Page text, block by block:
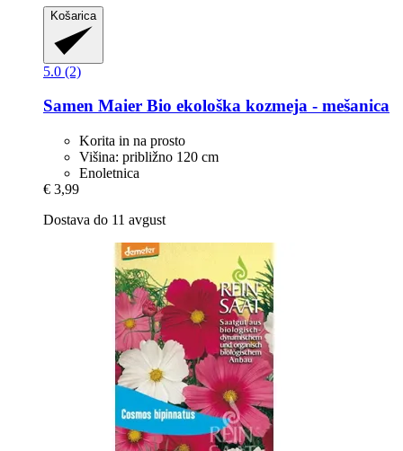
Košarica
5.0 (2)
Samen Maier Bio ekološka kozmeja -​ mešanica
Korita in na prosto
Višina: približno 120 cm
Enoletnica
€ 3,99
Dostava do 11 avgust